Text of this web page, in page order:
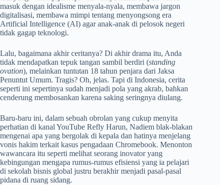
masuk dengan idealisme menyala-nyala, membawa jargon
digitalisasi, membawa mimpi tentang menyongsong era
Artificial Intelligence (AI) agar anak-anak di pelosok negeri
tidak gagap teknologi.
Lalu, bagaimana akhir ceritanya? Di akhir drama itu, Anda
tidak mendapatkan tepuk tangan sambil berdiri (standing
ovation), melainkan tuntutan 18 tahun penjara dari Jaksa
Penuntut Umum. Tragis? Oh, jelas. Tapi di Indonesia, cerita
seperti ini sepertinya sudah menjadi pola yang akrab, bahkan
cenderung membosankan karena saking seringnya diulang.
Baru-baru ini, dalam sebuah obrolan yang cukup menyita
perhatian di kanal YouTube Refly Harun, Nadiem blak-blakan
mengenai apa yang bergolak di kepala dan hatinya menjelang
vonis hakim terkait kasus pengadaan Chromebook. Menonton
wawancara itu seperti melihat seorang inovator yang
kebingungan mengapa rumus-rumus efisiensi yang ia pelajari
di sekolah bisnis global justru berakhir menjadi pasal-pasal
pidana di ruang sidang.